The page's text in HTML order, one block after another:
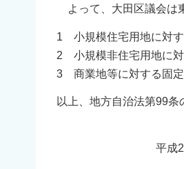
よって、大田区議会は
1 小規模住宅用地に対す
2 小規模非住宅用地に対
3 商業地等に対する固定
以上、地方自治法第99条
平成25年9